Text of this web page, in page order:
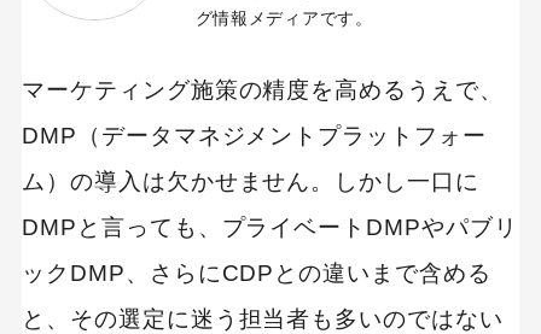
グ情報メディアです。
マーケティング施策の精度を高めるうえで、
DMP（データマネジメントプラットフォー
ム）の導入は欠かせません。しかし一口に
DMPと言っても、プライベートDMPやパブリ
ックDMP、さらにCDPとの違いまで含める
と、その選定に迷う担当者も多いのではない